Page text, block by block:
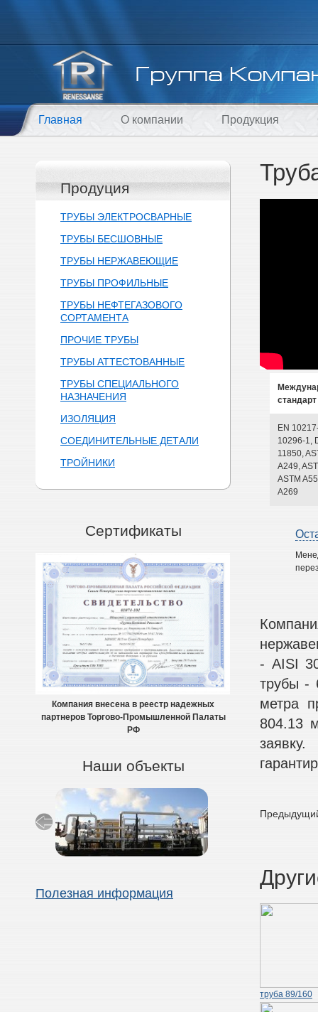
Главная О компании Продукция
Продуция
ТРУБЫ ЭЛЕКТРОСВАРНЫЕ
ТРУБЫ БЕСШОВНЫЕ
ТРУБЫ НЕРЖАВЕЮЩИЕ
ТРУБЫ ПРОФИЛЬНЫЕ
ТРУБЫ НЕФТЕГАЗОВОГО
СОРТАМЕНТА
ПРОЧИЕ ТРУБЫ
ТРУБЫ АТТЕСТОВАННЫЕ
ТРУБЫ СПЕЦИАЛЬНОГО
НАЗНАЧЕНИЯ
ИЗОЛЯЦИЯ
СОЕДИНИТЕЛЬНЫЕ ДЕТАЛИ
ТРОЙНИКИ
Сертификаты
Компания внесена в реестр надежных
партнеров Торгово-Промышленной Палаты
РФ
Наши объекты
Полезная информация
стандарт
EN
10296-1,
11850,
A249,
ASTM
A269
- AISI
трубы -
метра
804.13
труба 89/160